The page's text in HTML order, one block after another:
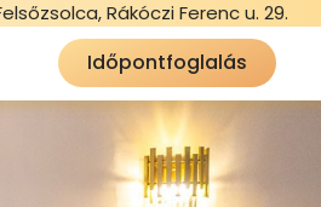
Rákóczi Ferenc u. 29.
Időpontfoglalás